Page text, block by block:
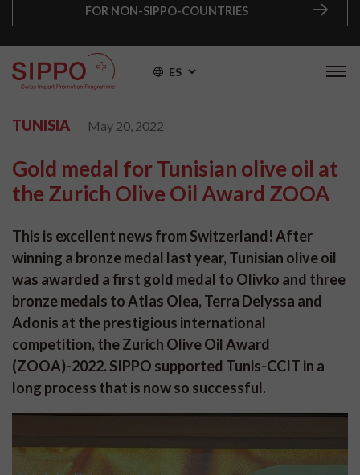
FOR NON-SIPPO-COUNTRIES
ES
TUNISIA May 20, 2022
Gold medal for Tunisian olive oil at
the Zurich Olive Oil Award ZOOA
This is excellent news from Switzerland! After
winning a bronze medal last year, Tunisian olive oil
was awarded a first gold medal to Olivko and three
bronze medals to Atlas Olea, Terra Delyssa and
Adonis at the prestigious international
competition, the Zurich Olive Oil Award
(ZOOA)-2022. SIPPO supported Tunis-CCIT in a
long process that is now so successful.